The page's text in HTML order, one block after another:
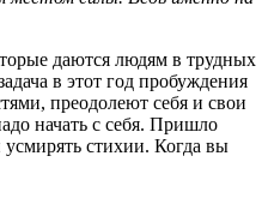
даются людям в трудных
в этот год пробуждения
преодолеют себя и свои
начать с себя. Пришло
стихии. Когда вы